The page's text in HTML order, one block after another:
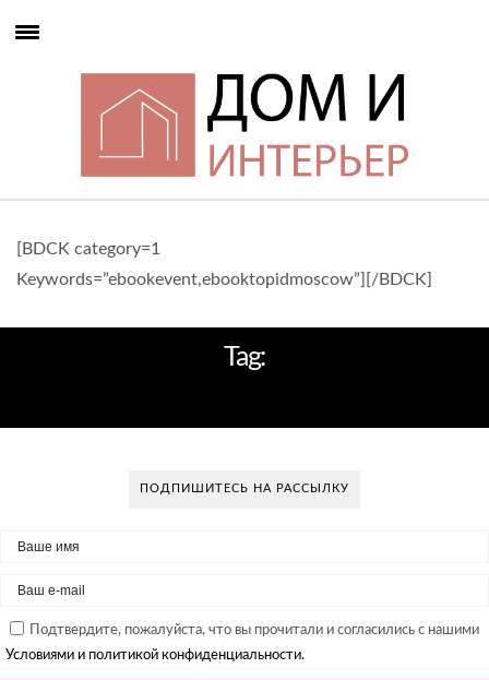
[BDCK category=1
Keywords=”ebookevent,ebooktopidmoscow”][/BDCK]
Tag:
ПОДПИШИТЕСЬ НА РАССЫЛКУ
Подтвердите, пожалуйста, что вы прочитали и согласились с нашими
Условиями и политикой конфиденциальности.